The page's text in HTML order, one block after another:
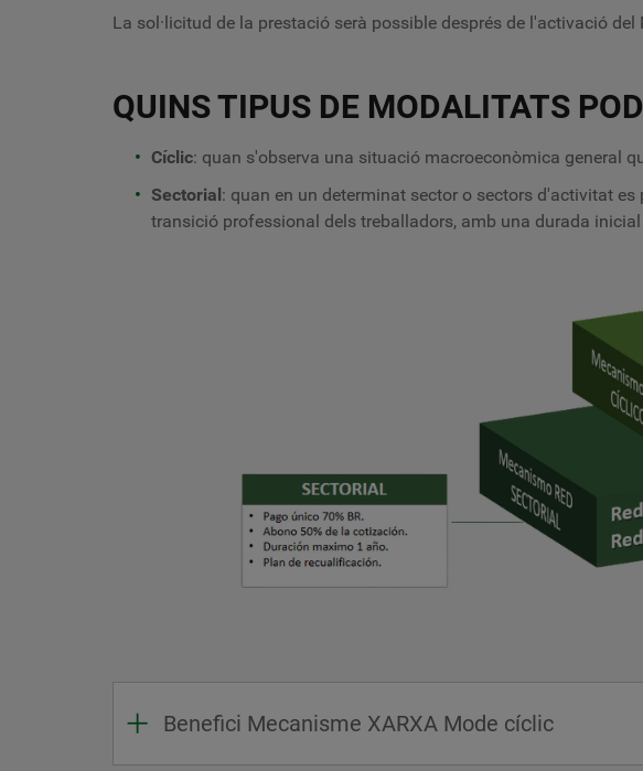
La sol·licitud de la prestació serà possible després de l'activació
QUINS TIPUS DE MODALITATS
Cíclic: quan s'observa una situació macroeconòmica general
Sectorial : quan en un determinat sector o sectors d'activitat
transició professional dels treballadors, amb una durada
Benefici Mecanisme XARXA Mode cíclic